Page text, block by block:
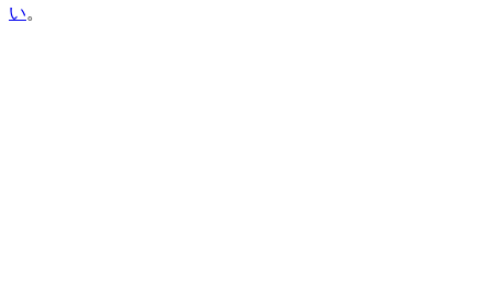
い。